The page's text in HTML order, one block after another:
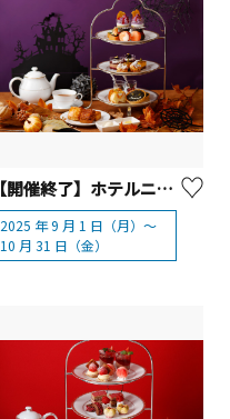
【開催終了】ホテルニューグランド 『ハロウィンアフタヌーンティー』【横浜市】
2025 年 9 月 1 日（月）～
10 月 31 日（金）